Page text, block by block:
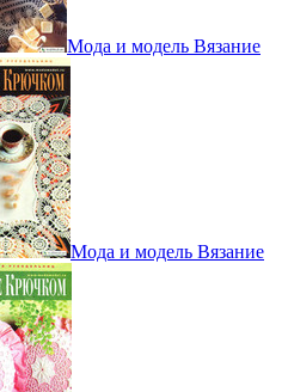
Мода и модель Вязание
Мода и модель Вязание